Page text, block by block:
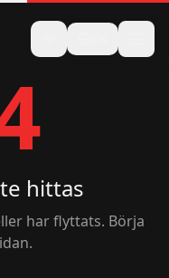
hittas
har flyttats. Börja